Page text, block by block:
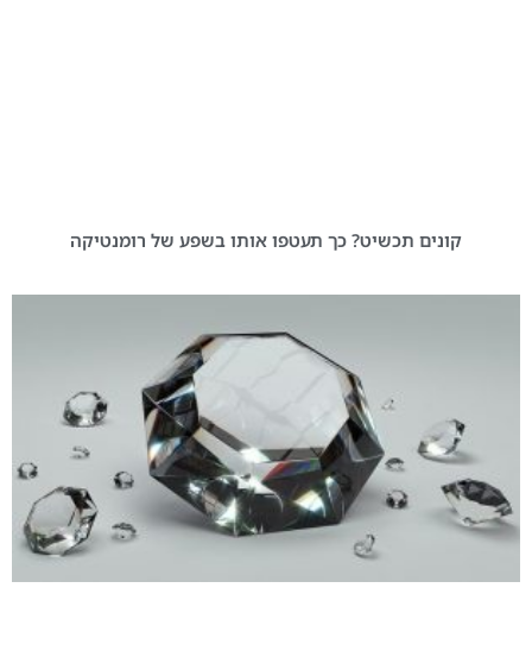
קונים תכשיט? כך תעטפו אותו בשפע של רומנטיקה